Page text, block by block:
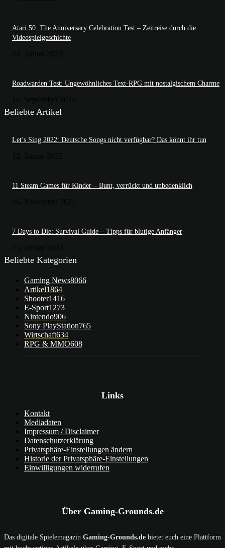
Atari 50: The Anniversary Celebration Test – Zeitreise durch die
Videospielgeschichte
Roadwarden Test: Ungewöhnliches Text-RPG mit nostalgischem Charme
Beliebte Artikel
Let’s Sing 2022: Deutsche Songs nicht verfügbar? Das könnt ihr tun
11 Steam Games für Kinder – Bunt, verrückt und unbedenklich
7 Days to Die: Survival Guide – Tipps für blutige Anfänger
Beliebte Kategorien
Gaming News8066
Artikel1864
Shooter1416
E-Sport1273
Nintendo906
Sony PlayStation765
Wirtschaft634
RPG & MMO608
Links
Kontakt
Mediadaten
Impressum / Disclaimer
Datenschutzerklärung
Privatsphäre-Einstellungen ändern
Historie der Privatsphäre-Einstellungen
Einwilligungen widerrufen
Über Gaming-Grounds.de
Das digitale Spielemagazin Gaming-Grounds.de bietet euch eine Plattform